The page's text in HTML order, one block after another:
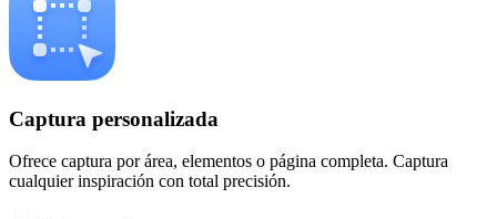
Captura personalizada
Ofrece captura por área, elementos o página completa. Captura
cualquier inspiración con total precisión.